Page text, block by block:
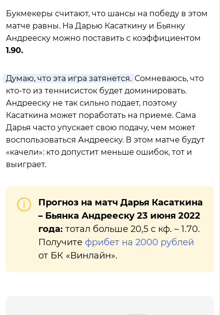
Букмекеры считают, что шансы на победу в этом
матче равны. На Дарью Касаткину и Бьянку
Андрееску можно поставить с коэффициентом
1.90.
Думаю, что эта игра затянется. Сомневаюсь, что
кто-то из теннисисток будет доминировать.
Андрееску не так сильно подает, поэтому
Касаткина может поработать на приеме. Сама
Дарья часто упускает свою подачу, чем может
воспользоваться Андрееску. В этом матче будут
«качели»: кто допустит меньше ошибок, тот и
выиграет.
Прогноз на матч Дарья Касаткина
– Бьянка Андрееску 23 июня 2022
года: тотал больше 20,5 с кф. – 1.70.
Получите фрибет на 2000 рублей
от БК «Винлайн».